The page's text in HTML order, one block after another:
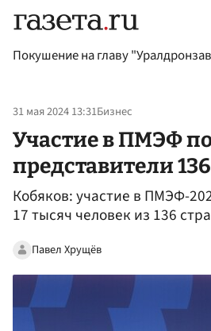
Покушение на главу
31 мая 2024 13:31Бизнес
Участие в ПМЭФ
представители
Кобяков: участие в ПМЭФ-
17 тысяч человек из 136
Павел Хрущёв